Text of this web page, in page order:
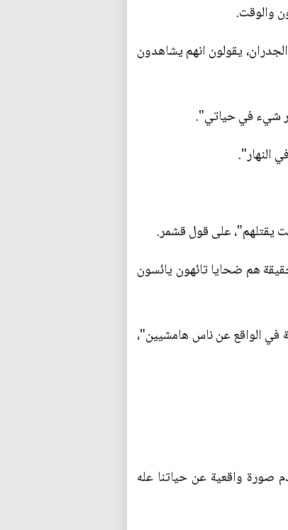
والوقت.
يقولون انهم يشاهدون
شيء في حياتي".
النهار".
يقتلهم"، على قول قشمر.
هم ضحايا تائهون يائسون
في الواقع عن ناس هامشيين"،
صورة واقعية عن حياتنا عله